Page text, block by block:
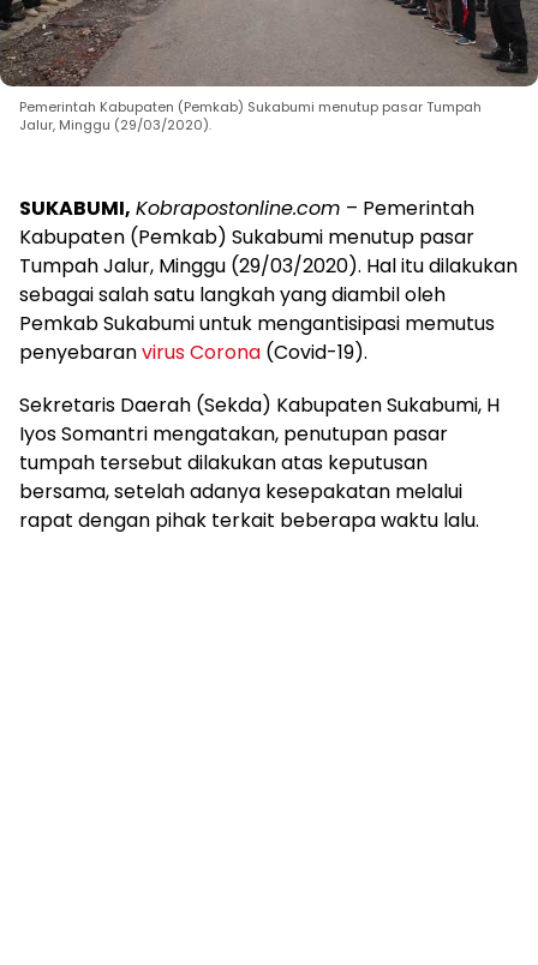
Pemerintah Kabupaten (Pemkab) Sukabumi menutup pasar Tumpah
Jalur, Minggu (29/03/2020).
SUKABUMI, Kobrapostonline.com – Pemerintah
Kabupaten (Pemkab) Sukabumi menutup pasar
Tumpah Jalur, Minggu (29/03/2020). Hal itu dilakukan
sebagai salah satu langkah yang diambil oleh
Pemkab Sukabumi untuk mengantisipasi memutus
penyebaranvirus Corona (Covid-19).
Sekretaris Daerah (Sekda) Kabupaten Sukabumi, H
Iyos Somantri mengatakan, penutupan pasar
tumpah tersebut dilakukan atas keputusan
bersama, setelah adanya kesepakatan melalui
rapat dengan pihak terkait beberapa waktu lalu.